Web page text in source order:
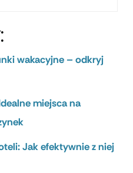
wakacyjne – odkryj
miejsca na
Jak efektywnie z niej